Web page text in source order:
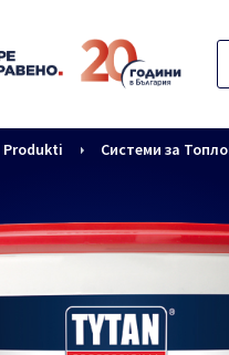
Produkti Системи за